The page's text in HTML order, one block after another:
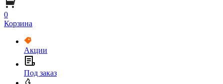
0
Корзина
Акции
Под заказ